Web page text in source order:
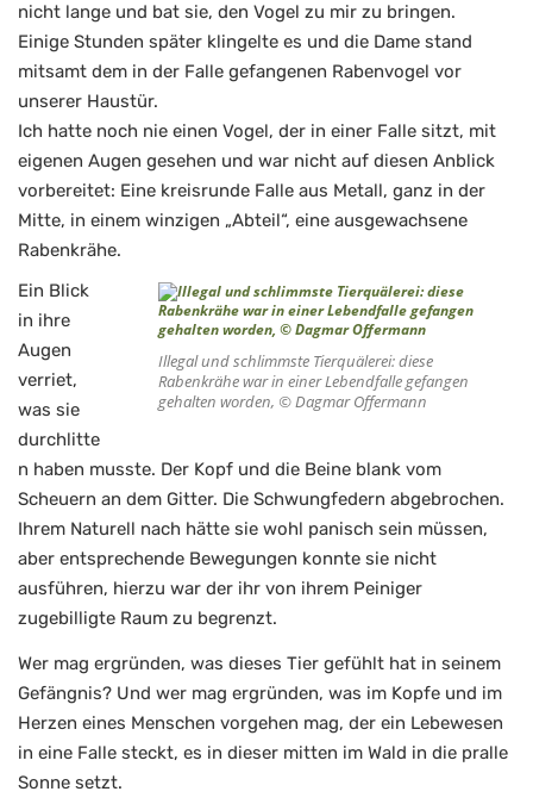
nicht lange und bat sie, den Vogel zu mir zu bringen.
Einige Stunden später klingelte es und die Dame stand
mitsamt dem in der Falle gefangenen Rabenvogel vor
unserer Haustür.
Ich hatte noch nie einen Vogel, der in einer Falle sitzt, mit
eigenen Augen gesehen und war nicht auf diesen Anblick
vorbereitet: Eine kreisrunde Falle aus Metall, ganz in der
Mitte, in einem winzigen „Abteil“, eine ausgewachsene
Rabenkrähe.
Illegal und schlimmste Tierquälerei: diese
Rabenkrähe war in einer Lebendfalle gefangen
gehalten worden, © Dagmar Offermann
Ein Blick
in ihre
Augen
verriet,
was sie
durchlitte
n haben musste. Der Kopf und die Beine blank vom
Scheuern an dem Gitter. Die Schwungfedern abgebrochen.
Ihrem Naturell nach hätte sie wohl panisch sein müssen,
aber entsprechende Bewegungen konnte sie nicht
ausführen, hierzu war der ihr von ihrem Peiniger
zugebilligte Raum zu begrenzt.
Wer mag ergründen, was dieses Tier gefühlt hat in seinem
Gefängnis? Und wer mag ergründen, was im Kopfe und im
Herzen eines Menschen vorgehen mag, der ein Lebewesen
in eine Falle steckt, es in dieser mitten im Wald in die pralle
Sonne setzt.